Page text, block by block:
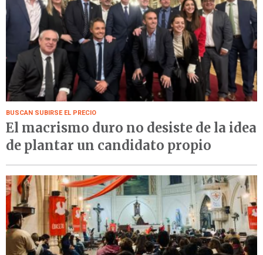
BUSCAN SUBIRSE EL PRECIO
El macrismo duro no desiste de la idea
de plantar un candidato propio